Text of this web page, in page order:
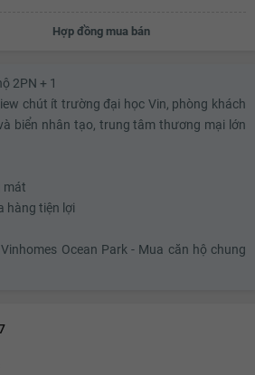
Hợp đồng mua bán
2PN + 1
chút ít trường đại học Vin, phòng khách
biển nhân tạo, trung tâm thương mại lớn
mát
hàng tiện lợi
Ocean Park - Mua căn hộ chung